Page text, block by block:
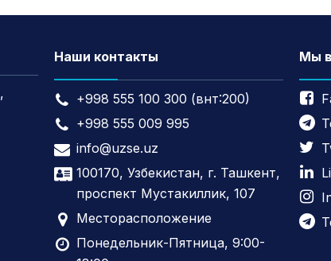
Наши контакты
+998 555 100 300 (внт:200)
+998 555 009 995
info@uzse.uz
100170, Узбекистан, г. Ташкент,
проспект Мустакиллик, 107
Месторасположение
Понедельник-Пятница, 9:00-
Мы